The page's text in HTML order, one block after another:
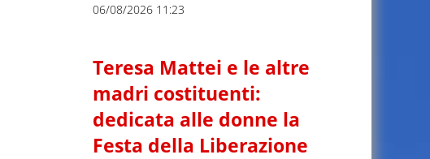
06/08/2026 11:23
Teresa Mattei e le altre
madri costituenti:
dedicata alle donne la
Festa della Liberazione